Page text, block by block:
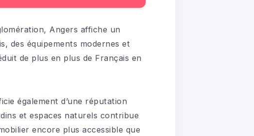
Angers affiche un
des équipements modernes et
de plus en plus de Français en
également d’une réputation
et espaces naturels contribue
encore plus accessible que